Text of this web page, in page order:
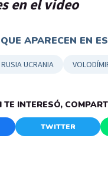
en el video
APARECEN EN
UCRANIA
TE INTERESÓ,
TWITTER